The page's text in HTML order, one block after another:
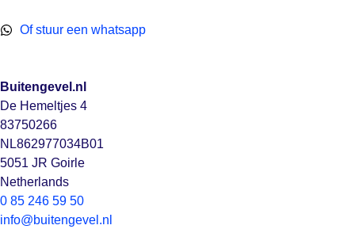
Of stuur een whatsapp
Buitengevel.nl
De Hemeltjes 4
83750266
NL862977034B01
5051 JR Goirle
Netherlands
0 85 246 59 50
info@buitengevel.nl